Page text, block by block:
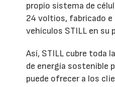
propio sistema de
24 voltios, fabricado e
vehículos STILL en su
Así, STILL cubre toda
de energía sostenible
puede ofrecer a los